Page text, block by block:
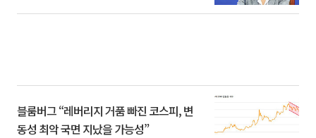
블룸버그 “레버리지 거품 빠진 코스피, 변
동성 최악 국면 지났을 가능성”